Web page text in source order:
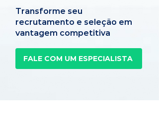
Transforme seu
recrutamento e seleção em
vantagem competitiva
FALE COM UM ESPECIALISTA